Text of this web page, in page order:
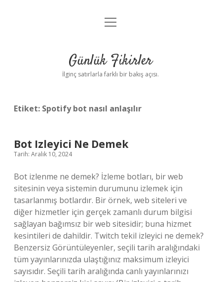
Anasayfa
Yasal Uyarı
menüyü
Günlük Fikirler
İlginç satırlarla farklı bir bakış açısı.
Etiket: Spotify bot nasıl anlaşılır
Bot Izleyici Ne Demek
Tarih: Aralık 10, 2024
Bot izlenme ne demek? İzleme botları, bir web
sitesinin veya sistemin durumunu izlemek için
tasarlanmış botlardır. Bir örnek, web siteleri ve
diğer hizmetler için gerçek zamanlı durum bilgisi
sağlayan bağımsız bir web sitesidir; buna hizmet
kesintileri de dahildir. Twitch tekil izleyici ne demek?
Benzersiz Görüntüleyenler, seçili tarih aralığındaki
tüm yayınlarınızda ulaştığınız maksimum izleyici
sayısıdır. Seçili tarih aralığında canlı yayınlarınızı